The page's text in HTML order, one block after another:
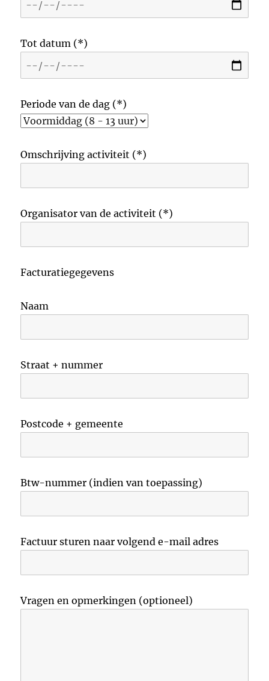
Tot datum (*)
Periode van de dag (*)
Omschrijving activiteit (*)
Organisator van de activiteit (*)
Facturatiegegevens
Naam
Straat + nummer
Postcode + gemeente
Btw-nummer (indien van toepassing)
Factuur sturen naar volgend e-mail adres
Vragen en opmerkingen (optioneel)